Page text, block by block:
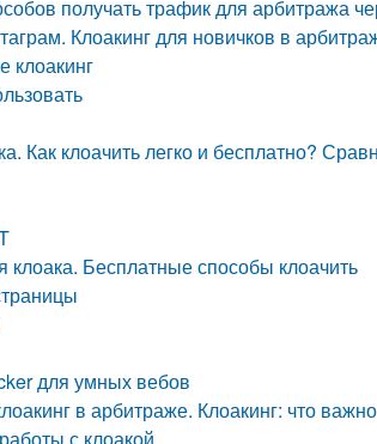
получать трафик для арбитража
Клоакинг для новичков в
клоакинг
Как клоачить легко и бесплатно?
клоака. Бесплатные способы клоачить
для умных вебов
в арбитраже. Клоакинг: что